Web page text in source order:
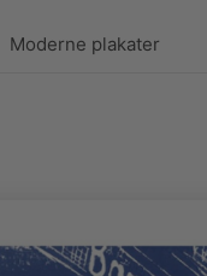
Moderne plakater